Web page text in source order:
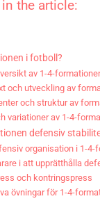
the article:
i fotboll?
av 1-4-
och utveckling av
och struktur av
variationer av 1-4-
defensiv
organisation i 1-4-
i att upprätthålla
och kontringspress
övningar för 1-4-